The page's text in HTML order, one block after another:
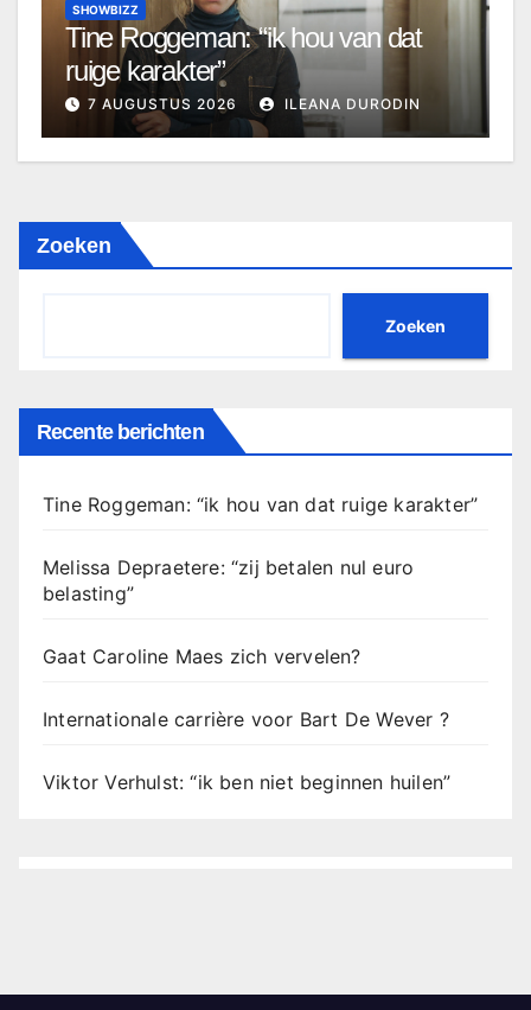
SHOWBIZZ
Tine Roggeman: “ik hou van dat
ruige karakter”
7 AUGUSTUS 2026 ILEANA DURODIN
Zoeken
Zoeken
Recente berichten
Tine Roggeman: “ik hou van dat ruige karakter”
Melissa Depraetere: “zij betalen nul euro
belasting”
Gaat Caroline Maes zich vervelen?
Internationale carrière voor Bart De Wever ?
Viktor Verhulst: “ik ben niet beginnen huilen”